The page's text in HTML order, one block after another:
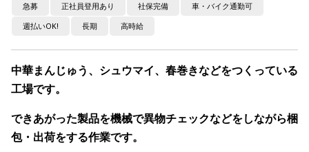
急募 正社員登用あり 社保完備
車・バイク通勤可
週払いOK!
長期 高時給
中華まんじゅう、シュウマイ、春巻きなどをつくっている
工場です。
できあがった製品を機械で異物チェックなどをしながら梱
包・出荷をする作業です。